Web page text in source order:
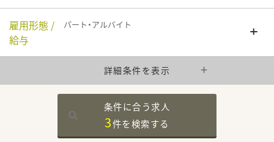
雇用形態 /
給与
パート・アルバイト
詳細条件を表示
条件に合う求人
3件を検索する